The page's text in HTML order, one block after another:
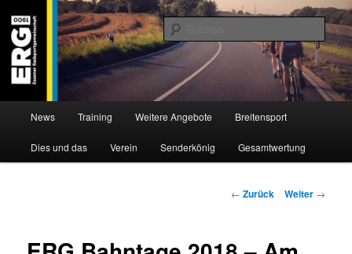
Inhalt
wechseln
ERG 1900 e.V
Willkommen bei der Essener Radsportgemeinschaft
News Training Weitere Angebote Breitensport
Dies und das Verein Senderkönig Gesamtwertung
Beitragsnavigation
← Zurück Weiter →